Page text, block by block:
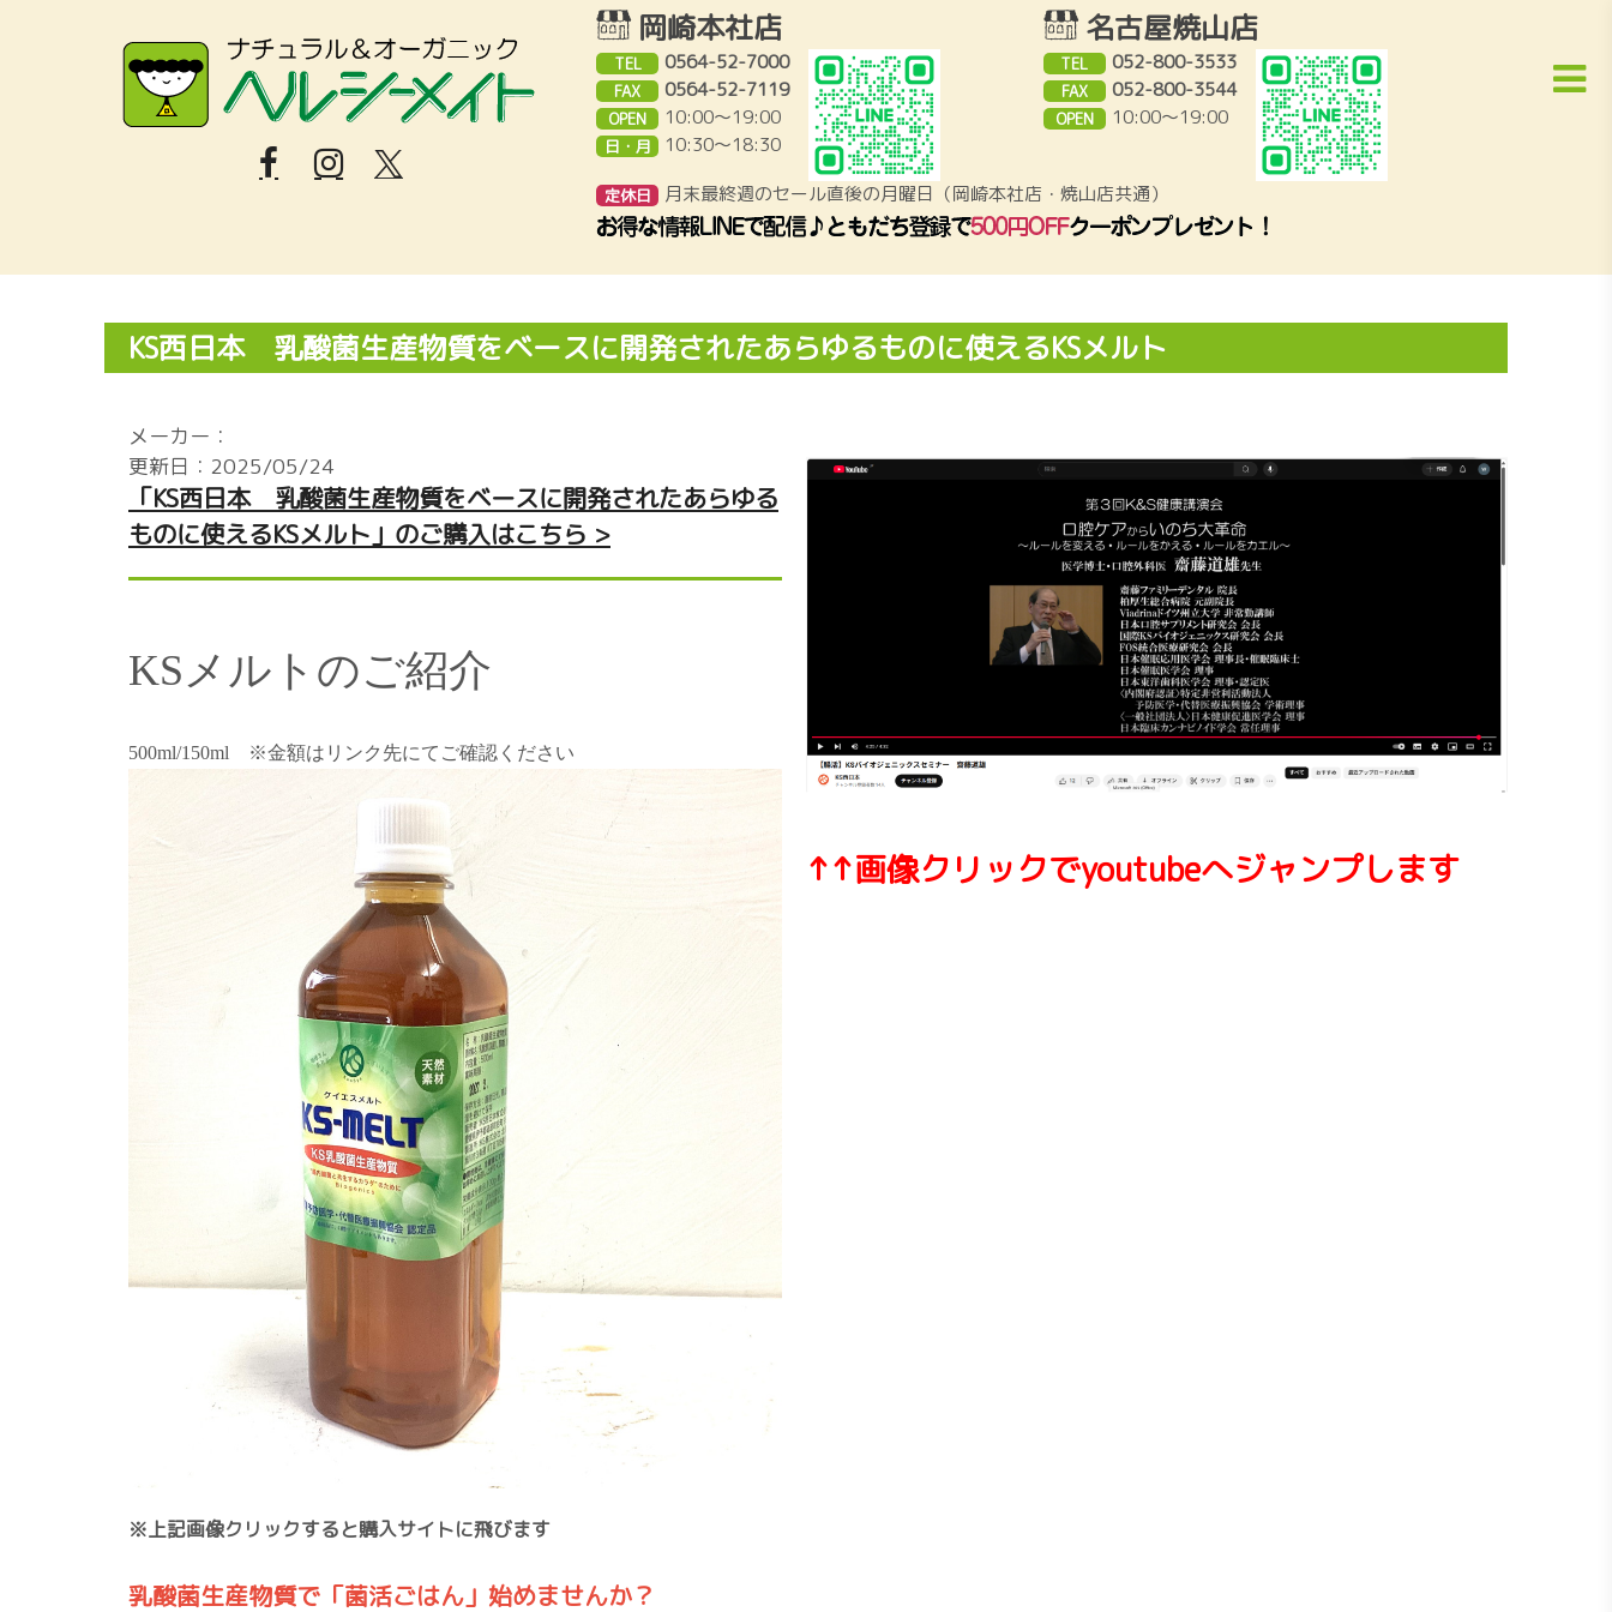
岡崎本社店
TEL 0564-52-7000
FAX 0564-52-7119
OPEN 10:00～19:00
日・月 10:30〜18:30
名古屋焼山店
TEL 052-800-3533
FAX 052-800-3544
OPEN 10:00～19:00
定休日 月末最終週のセール直後の月曜日（岡崎本社店・焼山店共通）
KS西日本 乳酸菌生産物質をベースに開発されたあらゆるものに使えるKSメルト
↑↑画像クリックでyoutubeへジャンプします
メーカー：
更新日：2025/05/24
「KS西日本 乳酸菌生産物質をベースに開発されたあらゆる
ものに使えるKSメルト」のご購入はこちら >
KSメルトのご紹介
500ml/150ml ※金額はリンク先にてご確認ください
※上記画像クリックすると購入サイトに飛びます
乳酸菌生産物質で「菌活ごはん」始めませんか？